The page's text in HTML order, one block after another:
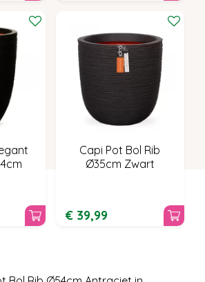
Capi Pot Bol Rib
Ø35cm Zwart
€ 39,99